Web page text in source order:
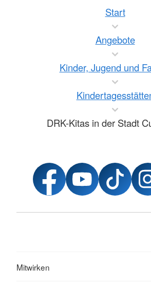
Start
Angebote
Kinder, Jugend und
DRK-Kitas in der Stadt
Mitwirken